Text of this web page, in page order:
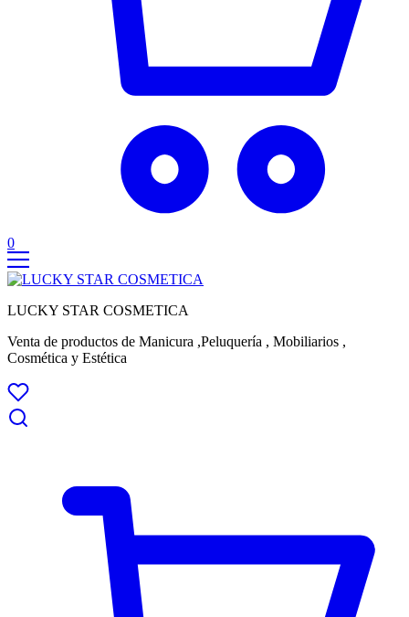
0
LUCKY STAR COSMETICA
Venta de productos de Manicura ,Peluquería , Mobiliarios ,
Cosmética y Estética